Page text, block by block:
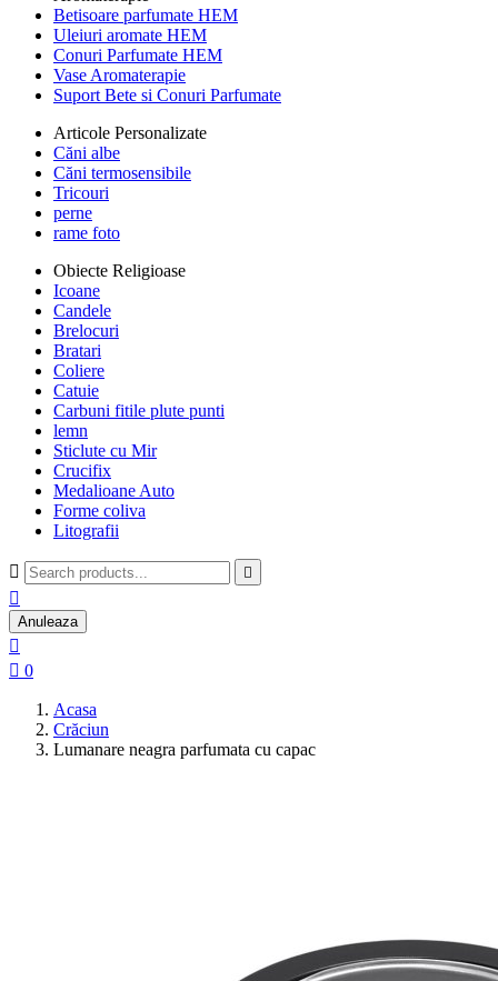
Betisoare parfumate HEM
Uleiuri aromate HEM
Conuri Parfumate HEM
Vase Aromaterapie
Suport Bete si Conuri Parfumate
Articole Personalizate
Căni albe
Căni termosensibile
Tricouri
perne
rame foto
Obiecte Religioase
Icoane
Candele
Brelocuri
Bratari
Coliere
Catuie
Carbuni fitile plute punti
lemn
Sticlute cu Mir
Crucifix
Medalioane Auto
Forme coliva
Litografii
 

Anuleaza

 0
Acasa
Crăciun
Lumanare neagra parfumata cu capac